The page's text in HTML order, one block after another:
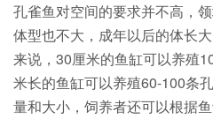
孔雀鱼对空间的要求并不高，
体型也不大，成年以后的体长
来说，30厘米的鱼缸可以养殖
米长的鱼缸可以养殖60-100条
量和大小，饲养者还可以根据